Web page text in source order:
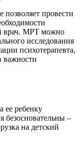
позволяет провести
врач. МРТ можно
исследования
психотерапевта,
важности
ее ребенку
безосновательны –
на детский